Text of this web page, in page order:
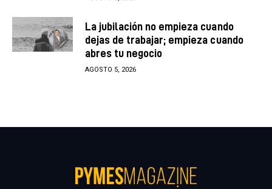
La jubilación no empieza cuando
dejas de trabajar; empieza cuando
abres tu negocio
AGOSTO 5, 2026